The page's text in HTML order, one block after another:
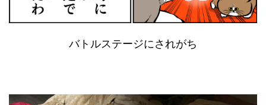
バトルステージにされがち